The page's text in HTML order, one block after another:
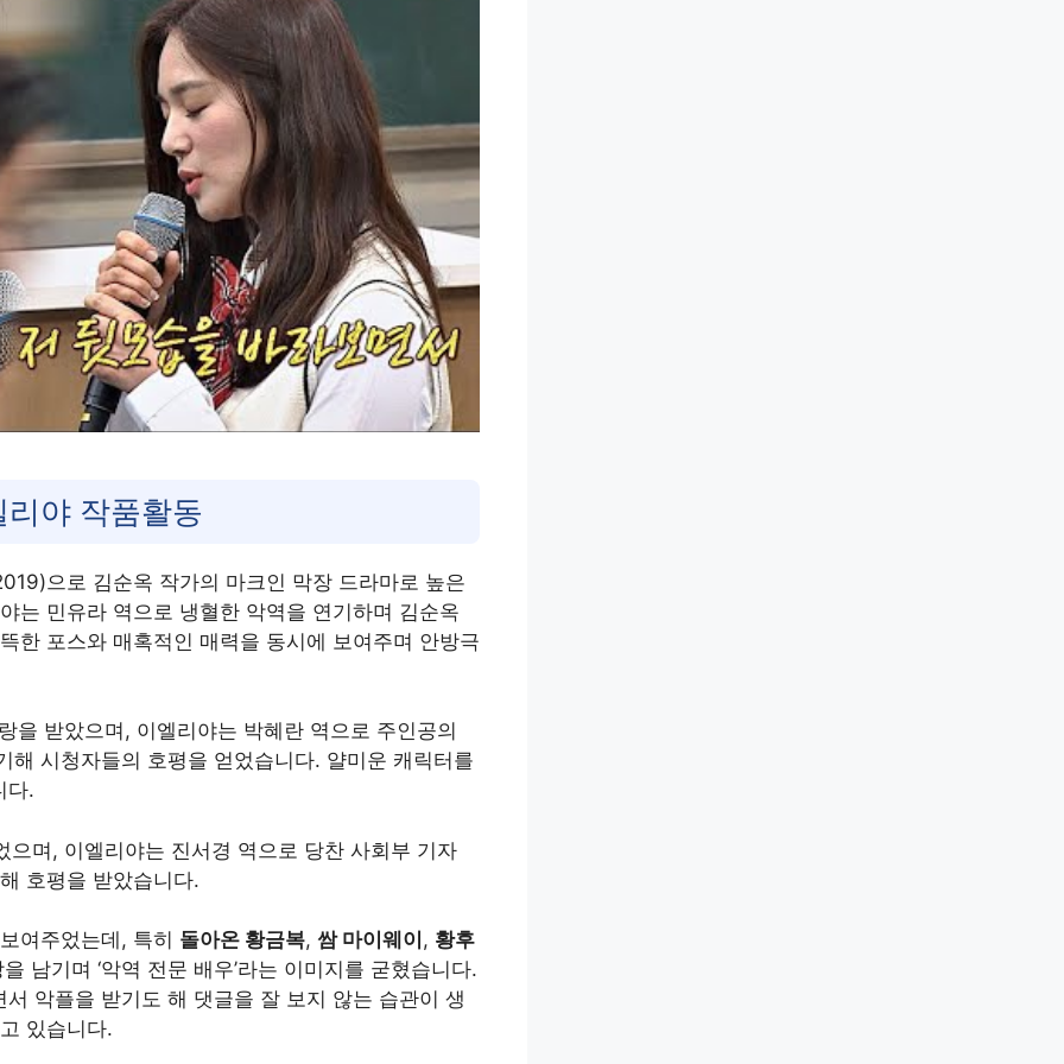
야 작품활동
으로 김순옥 작가의 마크인 막장 드라마로 높은
는 민유라 역으로 냉혈한 악역을 연기하며 김순옥
한 포스와 매혹적인 매력을 동시에 보여주며 안방극
을 받았으며, 이엘리야는 박혜란 역으로 주인공의
시청자들의 호평을 얻었습니다. 얄미운 캐릭터를
다.
며, 이엘리야는 진서경 역으로 당찬 사회부 기자
호평을 받았습니다.
여주었는데, 특히 돌아온 황금복, 쌈 마이웨이 , 황후
남기며 ‘악역 전문 배우’라는 이미지를 굳혔습니다.
악플을 받기도 해 댓글을 잘 보지 않는 습관이 생
있습니다.